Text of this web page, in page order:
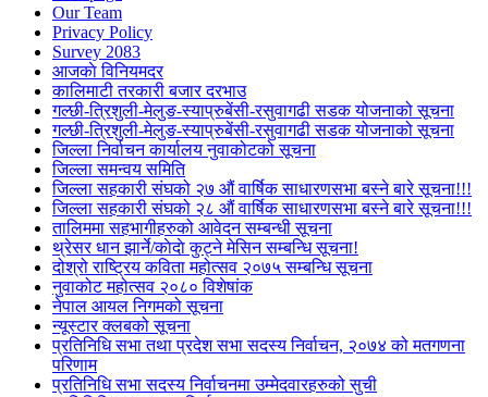
Our Team
Privacy Policy
Survey 2083
आजकाे विनियमदर
कालिमाटी तरकारी बजार दरभाउ
गल्छी-त्रिशुली-मेलुङ-स्याप्रुबेंसी-रसुवागढी सडक योजनाको सूचना
गल्छी-त्रिशुली-मेलुङ-स्याप्रुबेंसी-रसुवागढी सडक योजनाको सूचना
जिल्ला निर्वाचन कार्यालय नुवाकोटको सूचना
जिल्ला समन्वय समिति
जिल्ला सहकारी संघको २७ औं वार्षिक साधारणसभा बस्ने बारे सूचना!!!
जिल्ला सहकारी संघको २८ औं वार्षिक साधारणसभा बस्ने बारे सूचना!!!
तालिममा सहभागीहरुको आवेदन सम्बन्धी सूचना
थ्रेसर धान झार्ने/काेदाे कुट्ने मेसिन सम्बन्धि सूचना!
दोश्रो राष्ट्रिय कविता महोत्सव २०७५ सम्बन्धि सूचना
नुवाकोट महोत्सव २०८० विशेषांक
नेपाल आयल निगमको सूचना
न्यूस्टार क्लबको सूचना
प्रतिनिधि सभा तथा प्रदेश सभा सदस्य निर्वाचन, २०७४ को मतगणना
परिणाम
प्रतिनिधि सभा सदस्य निर्वाचनमा उम्मेदवारहरुको सुची